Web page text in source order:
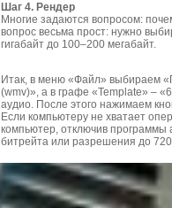
Шаг 4. Рендер
Многие задаются вопросом:
вопрос весьма прост: нужно
гигабайт до 100–200 мегабайт.
Итак, в меню «Файл» выбираем
(wmv)», а в графе «Template» –
аудио. После этого нажимаем
Если компьютеру не хватает
компьютер, отключив программы
битрейта или разрешения до